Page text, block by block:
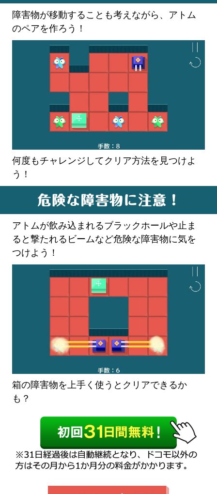
障害物が移動することも考えながら、アトム
のペアを作ろう！
何度もチャレンジしてクリア方法を見つけよ
う！
アトムが飲み込まれるブラックホールや止ま
ると撃たれるビームなど危険な障害物に気を
つけよう！
箱の障害物を上手く使うとクリアできるか
も？